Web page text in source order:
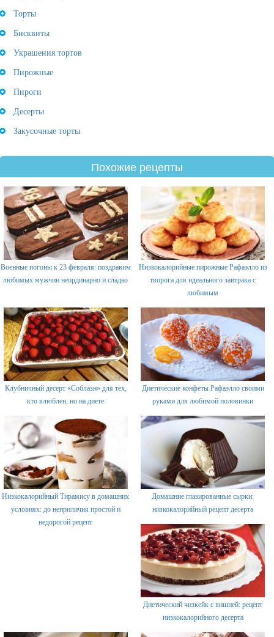
Торты
Бисквиты
Украшения тортов
Пирожные
Пироги
Десерты
Закусочные торты
Похожие рецепты
Военные погоны к 23 февраля: поздравим
любимых мужчин неординарно и сладко
Низкокалорийные пирожные Рафаэлло из
творога для идеального завтрака с
любимым
Клубничный десерт «Соблазн» для тех,
кто влюблен, но на диете
Диетические конфеты Рафаэлло своими
руками для любимой половинки
Низкокалорийный Тирамису в домашних
условиях: до неприличия простой и
недорогой рецепт
Домашние глазированные сырки:
низкокалорийный рецепт десерта
Диетический чизкейк с вишней: рецепт
низкокалорийного десерта